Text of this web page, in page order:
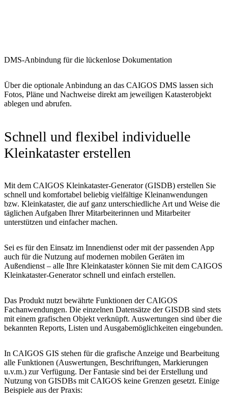
DMS-Anbindung für die lückenlose Dokumentation
Über die optionale Anbindung an das CAIGOS DMS lassen sich
Fotos, Pläne und Nachweise direkt am jeweiligen Katasterobjekt
ablegen und abrufen.
Schnell und flexibel individuelle
Kleinkataster erstellen
Mit dem CAIGOS Kleinkataster-Generator (GISDB) erstellen Sie
schnell und komfortabel beliebig vielfältige Kleinanwendungen
bzw. Kleinkataster, die auf ganz unterschiedliche Art und Weise die
täglichen Aufgaben Ihrer Mitarbeiterinnen und Mitarbeiter
unterstützen und einfacher machen.
Sei es für den Einsatz im Innendienst oder mit der passenden App
auch für die Nutzung auf modernen mobilen Geräten im
Außendienst – alle Ihre Kleinkataster können Sie mit dem CAIGOS
Kleinkataster-Generator schnell und einfach erstellen.
Das Produkt nutzt bewährte Funktionen der CAIGOS
Fachanwendungen. Die einzelnen Datensätze der GISDB sind stets
mit einem grafischen Objekt verknüpft. Auswertungen sind über die
bekannten Reports, Listen und Ausgabemöglichkeiten eingebunden.
In CAIGOS GIS stehen für die grafische Anzeige und Bearbeitung
alle Funktionen (Auswertungen, Beschriftungen, Markierungen
u.v.m.) zur Verfügung. Der Fantasie sind bei der Erstellung und
Nutzung von GISDBs mit CAIGOS keine Grenzen gesetzt. Einige
Beispiele aus der Praxis: